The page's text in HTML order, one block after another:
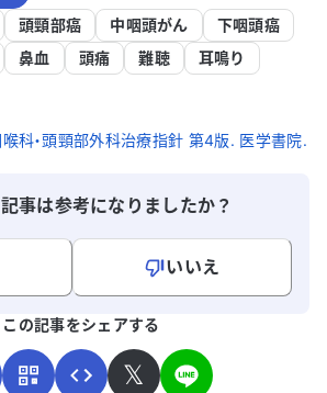
頭頸部癌 中咽頭がん
下咽頭癌
鼻血 頭痛 難聴
耳鳴り
科・頭頸部外科治療指針 第4版. 医学書院.
事は参考になりましたか？
いいえ
この記事をシェアする
𝕏